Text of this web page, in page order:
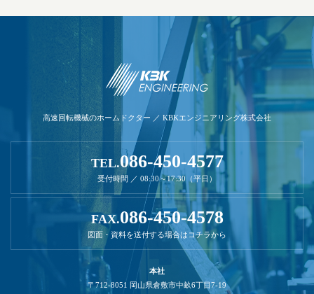
高速回転機械のホームドクター ／ KBKエンジニアリング株式会社
TEL.086-450-4577
受付時間 ／ 08:30～17:30（平日）
FAX.086-450-4578
図面・資料を送付する場合はコチラから
本社
〒712-8051 岡山県倉敷市中畝6丁目7-19